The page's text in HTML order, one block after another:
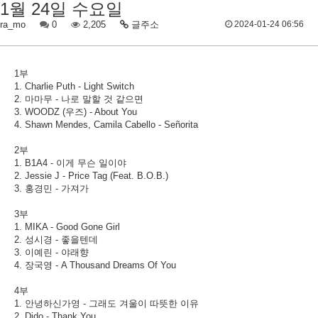
1월 24일 수요일
ra_mo 0 2,205 글주소 2024-01-24 06:56
1부
1. Charlie Puth - Light Switch
2. 마마무 - 나로 말할 것 같으면
3. WOODZ (우즈) - About You
4. Shawn Mendes, Camila Cabello - Señorita
2부
1. B1A4 - 이게 무슨 일이야
2. Jessie J - Price Tag (Feat. B.O.B.)
3. 홍경민 - 가져가
3부
1. MIKA - Good Gone Girl
2. 성시경 - 좋을텐데
3. 이예린 - 야래향
4. 장국영 - A Thousand Dreams Of You
4부
1. 안녕하신가영 - 그래도 겨울이 따뜻한 이유